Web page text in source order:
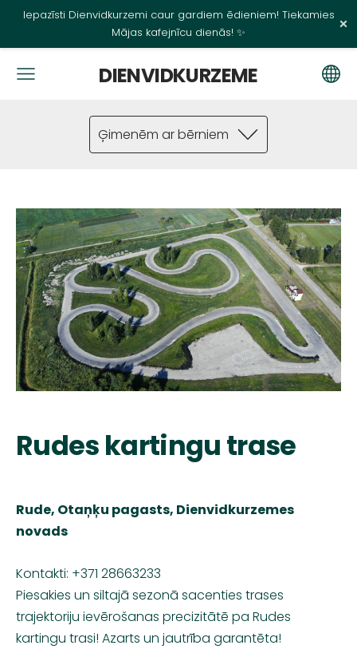
Iepazīsti Dienvidkurzemi caur gardiem ēdieniem! Tiekamies
Mājas kafejnīcu dienās! ✨
×
DIENVIDKURZEME
Ģimenēm ar bērniem
Rudes kartingu trase
Rude, Otaņķu pagasts, Dienvidkurzemes
novads
Kontakti: +371 28663233
Piesakies un siltajā sezonā sacenties trases
trajektoriju ievērošanas precizitātē pa Rudes
kartingu trasi! Azarts un jautrība garantēta!